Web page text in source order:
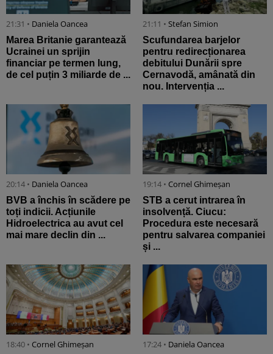
21:31 • Daniela Oancea
Marea Britanie garantează
Ucrainei un sprijin
financiar pe termen lung,
de cel puțin 3 miliarde de ...
21:11 • Stefan Simion
Scufundarea barjelor
pentru redirecționarea
debitului Dunării spre
Cernavodă, amânată din
nou. Intervenția ...
20:14 • Daniela Oancea
BVB a închis în scădere pe
toți indicii. Acțiunile
Hidroelectrica au avut cel
mai mare declin din ...
19:14 • Cornel Ghimeșan
STB a cerut intrarea în
insolvență. Ciucu:
Procedura este necesară
pentru salvarea companiei
și ...
18:40 • Cornel Ghimeșan 17:24 • Daniela Oancea